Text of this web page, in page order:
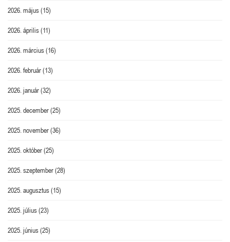
2026. május(15)
2026. április(11)
2026. március(16)
2026. február(13)
2026. január(32)
2025. december(25)
2025. november(36)
2025. október(25)
2025. szeptember(28)
2025. augusztus(15)
2025. július(23)
2025. június(25)